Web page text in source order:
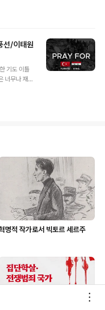
동자/연구
말 감사드린
계 이제
니다. 특히
는, 각각 구
는 피해국
선/이태원
기도 이틀
너무나 재앙
명 소리들
생명은 가
을까... 부디
뿐이다. 윤석
다고 하는
싶다. 다만 이
명적 작가로서 빅토르 세르주